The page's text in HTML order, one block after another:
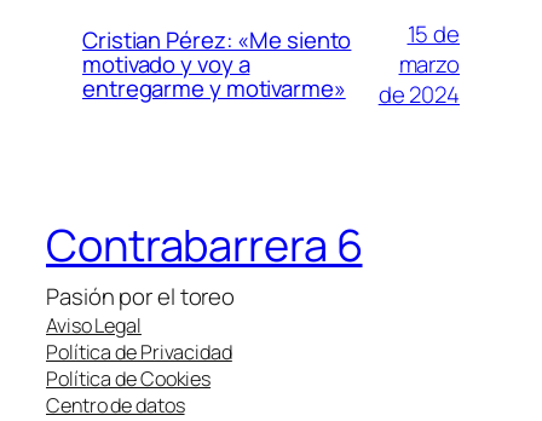
Cristian Pérez: «Me siento
motivado y voy a
entregarme y motivarme»
15 de
marzo
de 2024
Contrabarrera 6
Pasión por el toreo
Aviso Legal
Política de Privacidad
Política de Cookies
Centro de datos